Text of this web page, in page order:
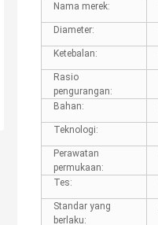
Nama merek:
Diameter:
Ketebalan:
Rasio
pengurangan:
Bahan:
Teknologi:
Perawatan
permukaan:
Tes:
Standar yang
berlaku: